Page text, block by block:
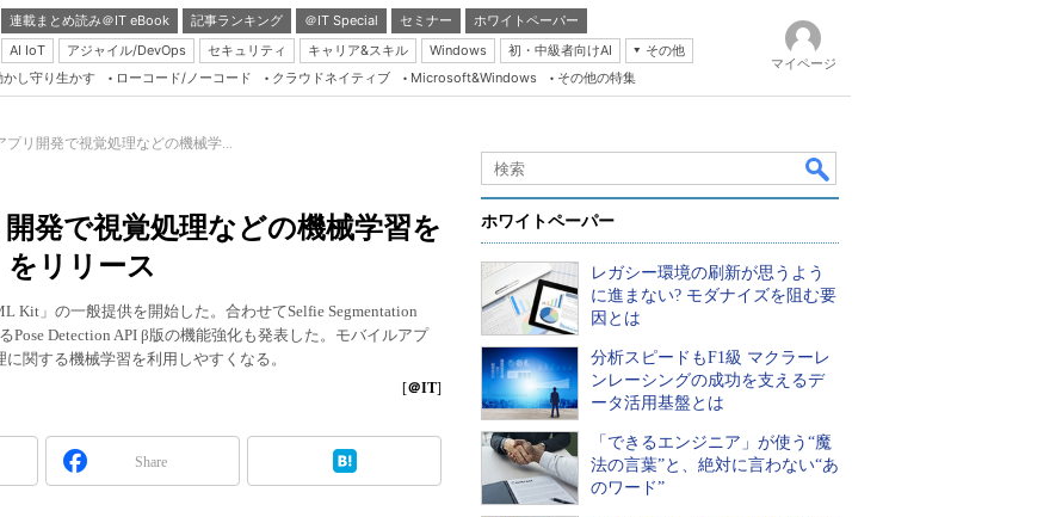
連載まとめ読み＠IT eBook 記事ランキング ＠IT Special セミナー
ホワイトペーパー
AI IoT アジャイル/DevOps セキュリティ キャリア&スキル Windows 初・中級者向けAI
その他
Server & Storage
Java Agile
Database Expert
Linux ＆ OSS
Master of IP Network
Security & Trust
Test & Tools
かし守り生かす ローコード/ノーコード クラウドネイティブ Microsoft&Windows その他の特集
マイページ
プリ開発で視覚処理などの機械学...
発で視覚処理などの機械学習を
リリース
Kit」の一般提供を開始した。合わせてSelfie Segmentation
Detection API β版の機能強化も発表した。モバイルアプ
関する機械学習を利用しやすくなる。
[＠IT]
Share
ホワイトペーパー
レガシー環境の刷新が思うよう
に進まない? モダナイズを阻む要
因とは
分析スピードもF1級 マクラーレ
ンレーシングの成功を支えるデ
ータ活用基盤とは
「できるエンジニア」が使う“魔
法の言葉”と、絶対に言わない“あ
のワード”